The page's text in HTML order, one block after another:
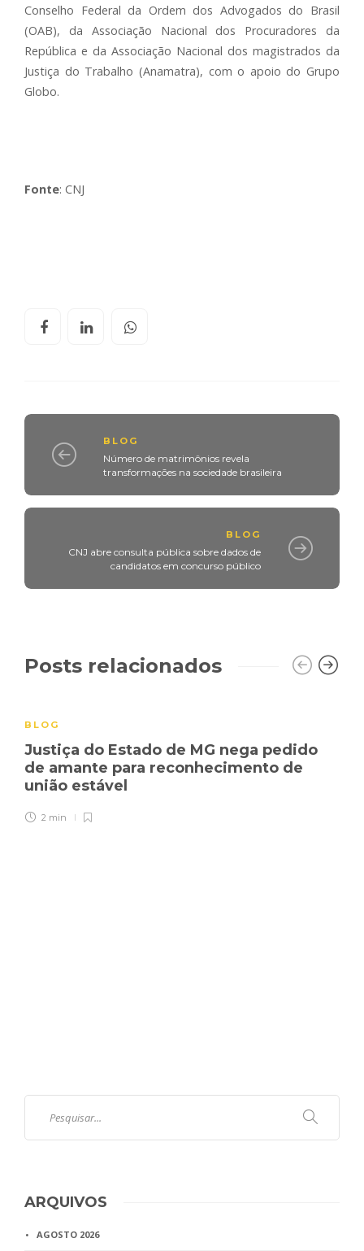
Conselho Federal da Ordem dos Advogados do Brasil
(OAB), da Associação Nacional dos Procuradores da
República e da Associação Nacional dos magistrados da
Justiça do Trabalho (Anamatra), com o apoio do Grupo
Globo.
Fonte: CNJ
BLOG
Número de matrimônios revela
transformações na sociedade brasileira
BLOG
CNJ abre consulta pública sobre dados de
candidatos em concurso público
Posts relacionados
BLOG
Justiça do Estado de MG nega pedido
de amante para reconhecimento de
união estável
2 min
ARQUIVOS
AGOSTO 2026